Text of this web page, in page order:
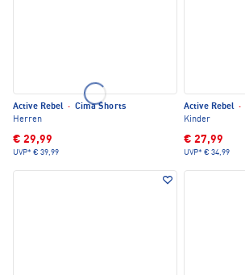
Active Rebel · Cima Shorts
Herren
€ 29,99
UVP* € 39,99
Active Rebel ·
Kinder
€ 27,99
UVP* € 34,99